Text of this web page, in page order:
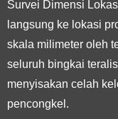
Survei Dimensi
langsung ke lokasi
skala milimeter oleh
seluruh bingkai
menyisakan celah
pencongkel.